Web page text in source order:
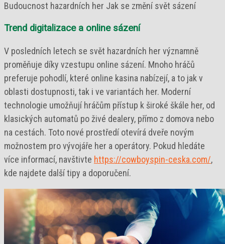
Budoucnost hazardních her Jak se změní svět sázení
Trend digitalizace a online sázení
V posledních letech se svět hazardních her významně
proměňuje díky vzestupu online sázení. Mnoho hráčů
preferuje pohodlí, které online kasina nabízejí, a to jak v
oblasti dostupnosti, tak i ve variantách her. Moderní
technologie umožňují hráčům přístup k široké škále her, od
klasických automatů po živé dealery, přímo z domova nebo
na cestách. Toto nové prostředí otevírá dveře novým
možnostem pro vývojáře her a operátory. Pokud hledáte
více informací, navštivte https://cowboyspin-ceska.com/,
kde najdete další tipy a doporučení.